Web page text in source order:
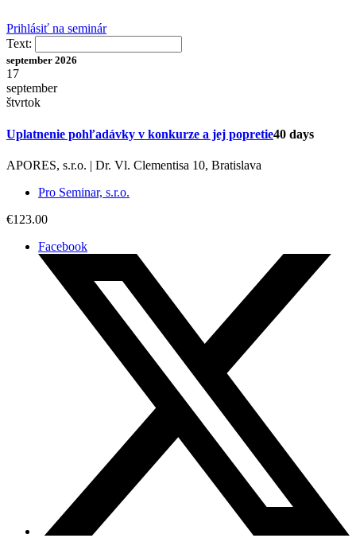
Prihlásiť na seminár
Text:
september 2026
17
september
štvrtok
Uplatnenie pohľadávky v konkurze a jej popretie40 days
APORES, s.r.o. | Dr. Vl. Clementisa 10, Bratislava
Pro Seminar, s.r.o.
€123.00
Facebook